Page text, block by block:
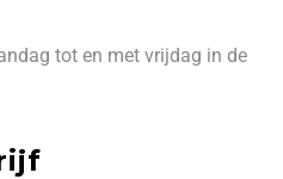
tot en met vrijdag in de